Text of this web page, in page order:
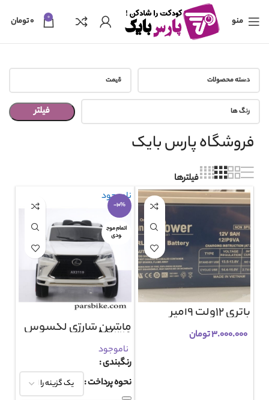
منو 0 ۰تومان
دسته محصولات قیمت
رنگ ها فیلتر
فروشگاه پارس بایک
فیلترها
باتری 12ولت 9آمپر
۳.۰۰۰.۰۰۰تومان
ناموجود
-10%
اتمام موج
ودی
ماشین شارژی لکسوس
AX2119
ناموجود
رنگبندی
نحوه پرداخت